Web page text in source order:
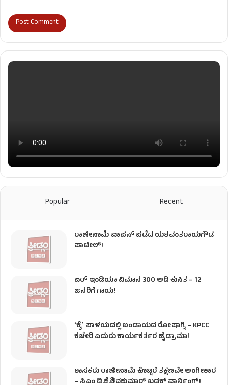
Popular Recent
ರಾಜೀನಾಮೆ ವಾಪಸ್ ಪಡೆದ ಯಶವಂತರಾಯಗೌಡ
ಪಾಟೀಲ್‌!
ಏರ್ ಇಂಡಿಯಾ ವಿಮಾನ 300 ಅಡಿ ಕುಸಿತ – 12
ಜನರಿಗೆ ಗಾಯ!
ʻಕೈʼ​ ಪಾಳಯದಲ್ಲಿ ಬಂಡಾಯದ ರೋಷಾಗ್ನಿ – KPCC
ಕಚೇರಿ ಎದುರು ಕಾರ್ಯಕರ್ತರ ಹೈಡ್ರಾಮಾ!
ಶಾಸಕರು ರಾಜೀನಾಮೆ ಕೊಟ್ಟರೆ ತಕ್ಷಣವೇ ಅಂಗೀಕಾರ
– ಸಿಎಂ ಡಿ.ಕೆ.ಶಿವಕುಮಾರ್ ಖಡಕ್ ವಾರ್ನಿಂಗ್!